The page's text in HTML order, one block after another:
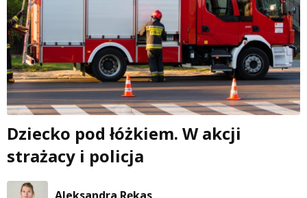
Dziecko pod łóżkiem. W akcji
strażacy i policja